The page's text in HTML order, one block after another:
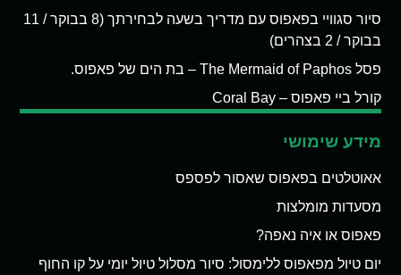
סיור סגוויי בפאפוס עם מדריך בשעה לבחירתך (8 בבוקר / 11
בבוקר / 2 בצהרים)
פסל The Mermaid of Paphos – בת הים של פאפוס.
קורל ביי פאפוס – Coral Bay
מידע שימושי
אאוטלטים בפאפוס שאסור לפספס
מסעדות מומלצות
פאפוס או איה נאפה?
יום טיול מפאפוס ללימסול: סיור מסלול טיול יומי על קו החוף